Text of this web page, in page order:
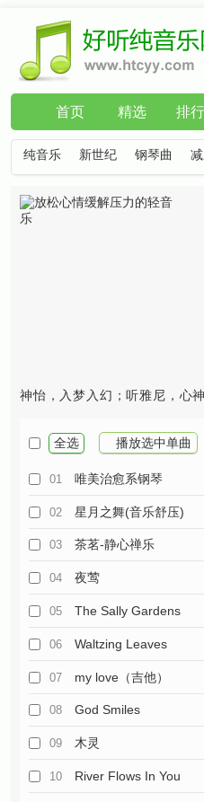
首页 精选 排
纯音乐 新世纪 钢琴曲
神怡，入梦入幻；听雅尼，心
全选 播放选中单曲
01 唯美治愈系钢琴
02 星月之舞(音乐舒压)
03 茶茗-静心禅乐
04 夜莺
05 The Sally Gardens
06 Waltzing Leaves
07 my love（吉他）
08 God Smiles
09 木灵
10 River Flows In You